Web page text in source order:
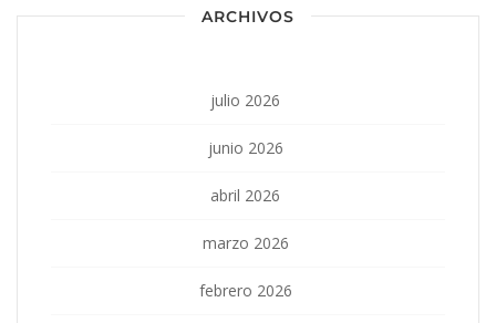
ARCHIVOS
julio 2026
junio 2026
abril 2026
marzo 2026
febrero 2026